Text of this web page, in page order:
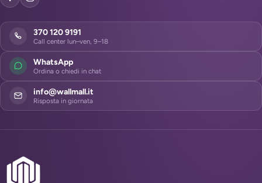
370 120 9191
Call center lun–ven, 9–18
WhatsApp
Ordina o chiedi in chat
info@wallmall.it
Risposta in giornata